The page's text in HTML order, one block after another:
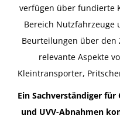
verfügen über fundierte
Bereich Nutzfahrzeuge
Beurteilungen über den
relevante Aspekte
Kleintransporter,
Ein Sachverständiger
und UVV-Abnahmen